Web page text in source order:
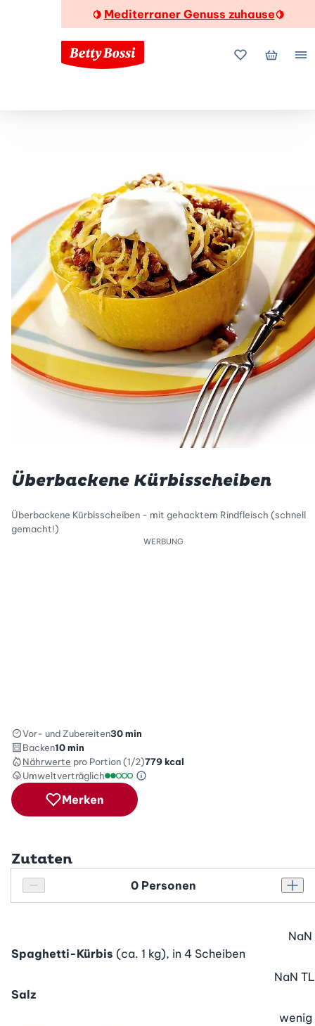
🍋 Mediterraner Genuss zuhause🍋
MeineMein
Überbackene Kürbisscheiben
Überbackene Kürbisscheiben - mit gehacktem Rindfleisch (schnell
gemacht!)
WERBUNG
Vor- und Zubereiten30 min
Backen10 min
Nährwerte pro Portion (1/2)779kcal
Umweltverträglich
Umweltverträglichkeitsskala: 2 von 5
Green Betty Skala Info
Merken
Zutaten
Personenanzahl verringern
Personenanzahl
Spaghetti-Kürbis (ca. 1 kg), in 4 Scheiben
NaN
Salz
NaN TL
wenig